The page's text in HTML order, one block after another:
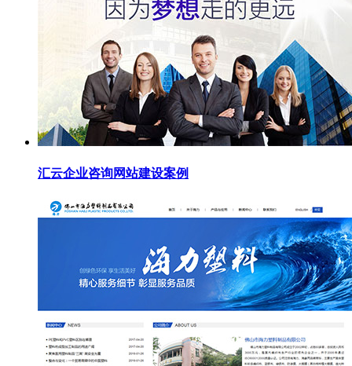
汇云企业咨询网站建设案例